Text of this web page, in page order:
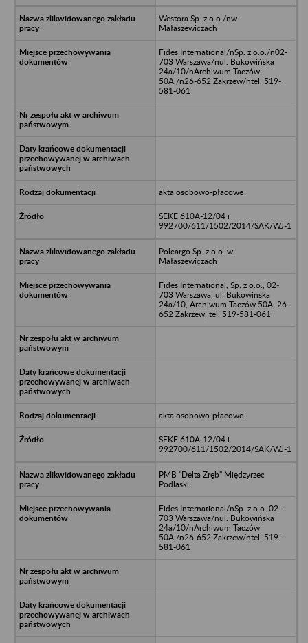
Westora Sp. z o.o./nw
Małaszewiczach
Fides International/nSp. z o.o./n02-
703 Warszawa/nul. Bukowińska
24a/10/nArchiwum Taczów
50A,/n26-652 Zakrzew/ntel. 519-
581-061
akta osobowo-płacowe
SEKE 610A-12/04 i
992700/611/1502/2014/SAK/WJ-1
Polcargo Sp. z o.o. w
Małaszewiczach
Fides International, Sp. z o.o., 02-
703 Warszawa, ul. Bukowińska
24a/10, Archiwum Taczów 50A, 26-
652 Zakrzew, tel. 519-581-061
akta osobowo-płacowe
SEKE 610A-12/04 i
992700/611/1502/2014/SAK/WJ-1
PMB "Delta Zręb" Międzyrzec
Podlaski
Fides International/nSp. z o.o. 02-
703 Warszawa/nul. Bukowińska
24a/10/nArchiwum Taczów
50A,/n26-652 Zakrzew/ntel. 519-
581-061